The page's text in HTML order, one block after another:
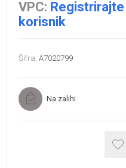
VPC:
korisnik
Šifra: A7020799
Na zalihi